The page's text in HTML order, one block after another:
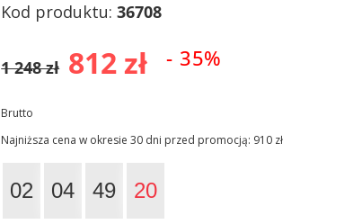
Kod produktu:36708
812 zł - 35%
1 248 zł
Brutto
Najniższa cena w okresie 30 dni przed promocją: 910 zł
02 04 49 19